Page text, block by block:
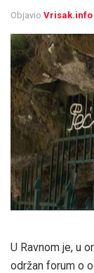
Objavio Vrisak.info
U Ravnom je, u
održan forum o